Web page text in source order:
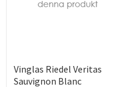
Vinglas Riedel Veritas
Sauvignon Blanc